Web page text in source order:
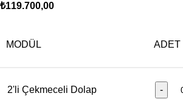
₺119.700,00
MODÜL ADET
2'li Çekmeceli Dolap -